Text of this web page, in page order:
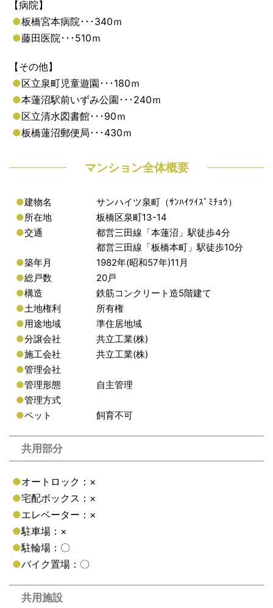
【病院】
●板橋宮本病院･･･340ｍ
●藤田医院･･･510ｍ
【その他】
●区立泉町児童遊園･･･180ｍ
●本蓮沼駅前いずみ公園･･･240ｍ
●区立清水図書館･･･90ｍ
●板橋蓮沼郵便局･･･430ｍ
マンション全体概要
●建物名
サンハイツ泉町（ｻﾝﾊｲﾂｲｽﾞﾐﾁｮｳ）
●所在地
板橋区泉町13-14
●交通
都営三田線「本蓮沼」駅徒歩4分
都営三田線「板橋本町」駅徒歩10分
●築年月
1982年(昭和57年)11月
●総戸数
20戸
●構造
鉄筋コンクリート造5階建て
●土地権利
所有権
●用途地域
準住居地域
●分譲会社
共立工業(株)
●施工会社
共立工業(株)
●管理会社
●管理形態
自主管理
●管理方式
●ペット 飼育不可
共用部分
●オートロック：×
●宅配ボックス：×
●エレベーター：×
●駐車場：×
●駐輪場：〇
●バイク置場：〇
共用施設